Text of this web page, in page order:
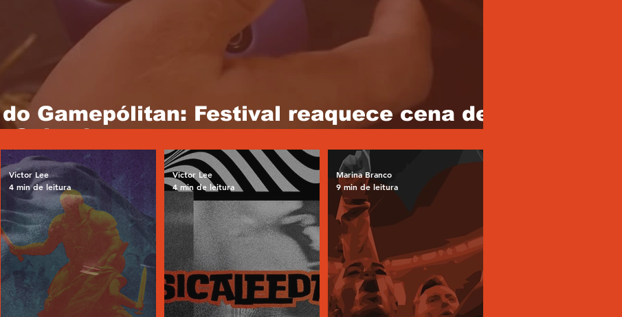
Gamepólitan: Festival reaquece cena de
Salvador
Victor Lee
4 min de leitura
Victor Lee
4 min de leitura
Marina Branco
9 min de leitura